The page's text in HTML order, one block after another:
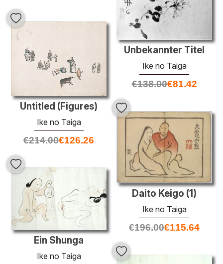
Unbekannter Titel
Ike no Taiga
€138.00€81.42
Untitled (Figures)
Ike no Taiga
€214.00€126.26
Daito Keigo (1)
Ike no Taiga
€196.00€115.64
Ein Shunga
Ike no Taiga